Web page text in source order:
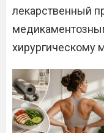
лекарственный
хирургическому